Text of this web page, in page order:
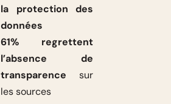
la protection des
données
61% regrettent
l’absence de
transparence sur
les sources